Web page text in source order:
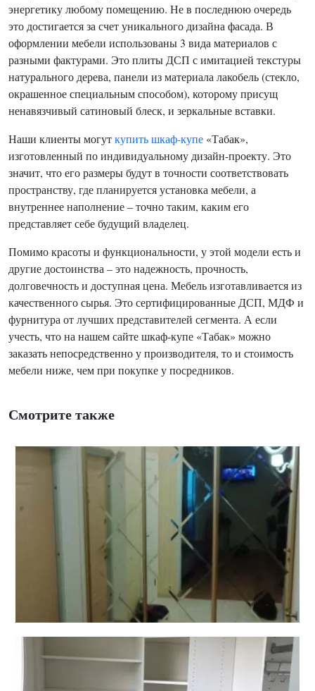
энергетику любому помещению. Не в последнюю очередь
это достигается за счет уникального дизайна фасада. В
оформлении мебели использованы 3 вида материалов с
разными фактурами. Это плиты ДСП с имитацией текстуры
натурального дерева, панели из материала лакобель (стекло,
окрашенное специальным способом), которому присущ
ненавязчивый сатиновый блеск, и зеркальные вставки.
Наши клиенты могуткупить шкаф-купе «Табак»,
изготовленный по индивидуальному дизайн-проекту. Это
значит, что его размеры будут в точности соответствовать
пространству, где планируется установка мебели, а
внутреннее наполнение – точно таким, каким его
представляет себе будущий владелец.
Помимо красоты и функциональности, у этой модели есть и
другие достоинства – это надежность, прочность,
долговечность и доступная цена. Мебель изготавливается из
качественного сырья. Это сертифицированные ДСП, МДФ и
фурнитура от лучших представителей сегмента. А если
учесть, что на нашем сайте шкаф-купе «Табак» можно
заказать непосредственно у производителя, то и стоимость
мебели ниже, чем при покупке у посредников.
Смотрите также